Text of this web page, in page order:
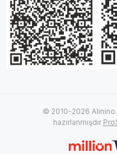
© 2010-2026
hazırlanmışdır